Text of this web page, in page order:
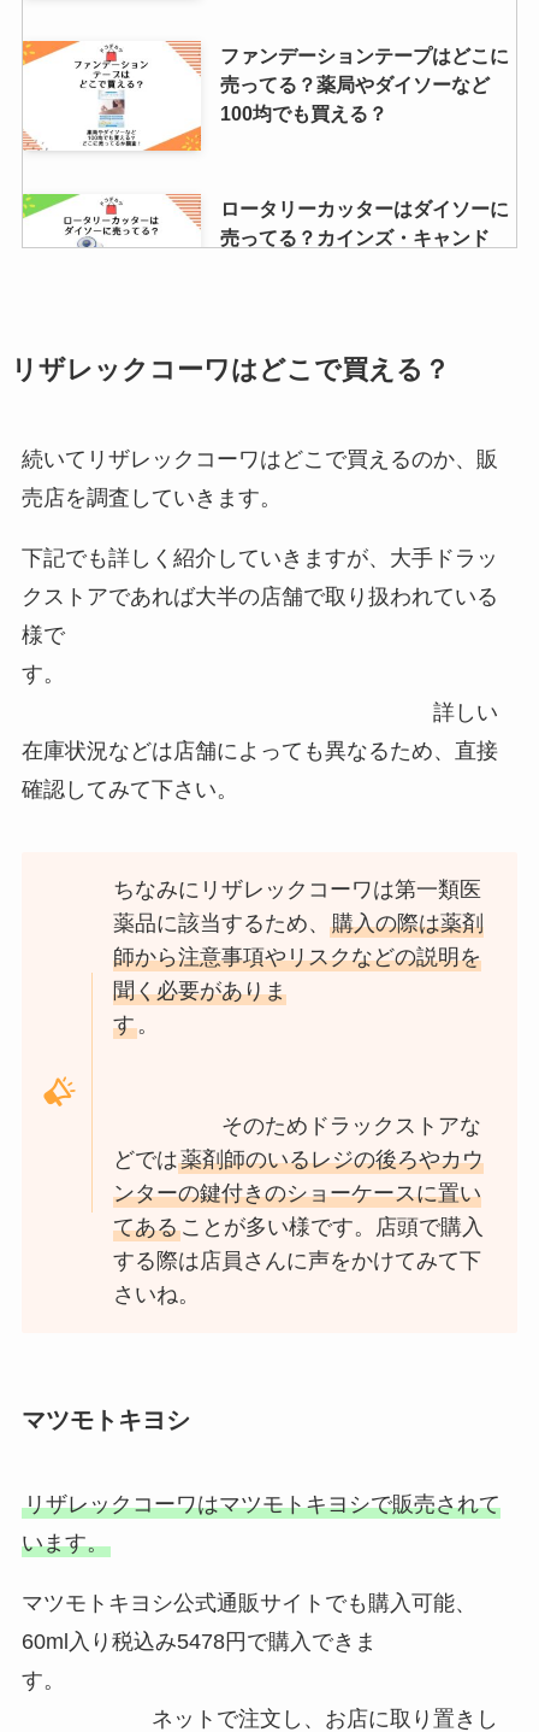
ファンデーションテープはどこに
売ってる？薬局やダイソーなど
100均でも買える？
ロータリーカッターはダイソーに
売ってる？カインズ・キャンド
ネリゾナユニバーサルクリームが
査！
キヨスクやサービスエリアは売り
切れ？取り寄せできる？
洋服の青山・ユニクロ・イオン・
レンタルなど取扱店を調査！
る？取扱店舗を調査！
お香立てはダイソーやセリアなど
ベンジンはどこで買える？ダイソ
ー・ウエルシアなど薬局で購入可
能？aベンジンとの違いは？
リザレックコーワはどこで買える？
続いてリザレックコーワはどこで買えるのか、販
売店を調査していきます。
下記でも詳しく紹介していきますが、大手ドラッ
クストアであれば大半の店舗で取り扱われている
様で
す。
詳しい
在庫状況などは店舗によっても異なるため、直接
確認してみて下さい。
ちなみにリザレックコーワは第一類医
薬品に該当するため、購入の際は薬剤
師から注意事項やリスクなどの説明を
聞く必要がありま
す。
そのためドラックストアな
どでは薬剤師のいるレジの後ろやカウ
ンターの鍵付きのショーケースに置い
てあることが多い様です。店頭で購入
する際は店員さんに声をかけてみて下
さいね。
マツモトキヨシ
リザレックコーワはマツモトキヨシで販売されて
います。
マツモトキヨシ公式通販サイトでも購入可能、
60ml入り税込み5478円で購入できま
す。
ネットで注文し、お店に取り置きし